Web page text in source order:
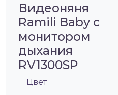
Видеоняня
Ramili Baby с
монитором
дыхания
RV1300SP
Цвет